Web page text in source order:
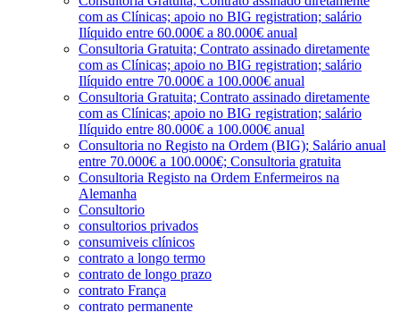
com as Clínicas; apoio no BIG registration; salário
Ilíquido entre 60.000€ a 80.000€ anual
Consultoria Gratuita; Contrato assinado diretamente
com as Clínicas; apoio no BIG registration; salário
Ilíquido entre 70.000€ a 100.000€ anual
Consultoria Gratuita; Contrato assinado diretamente
com as Clínicas; apoio no BIG registration; salário
Ilíquido entre 80.000€ a 100.000€ anual
Consultoria no Registo na Ordem (BIG); Salário anual
entre 70.000€ a 100.000€; Consultoria gratuita
Consultoria Registo na Ordem Enfermeiros na
Alemanha
Consultorio
consultorios privados
consumiveis clínicos
contrato a longo termo
contrato de longo prazo
contrato França
contrato permanente